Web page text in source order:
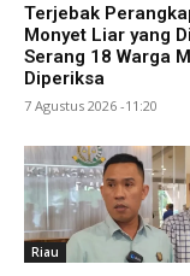
Terjebak
Monyet Liar yang
Serang 18 Warga
Diperiksa
7 Agustus 2026 -11:20
Riau